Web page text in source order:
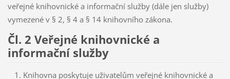
veřejné knihovnické a informační služby (dále jen služby)
vymezené v § 2, § 4 a § 14 knihovního zákona.
Čl. 2 Veřejné knihovnické a
informační služby
Knihovna poskytuje uživatelům veřejné knihovnické a